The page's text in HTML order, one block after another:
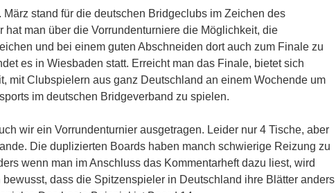
März stand für die deutschen Bridgeclubs im Zeichen des
hat man über die Vorrundenturniere die Möglichkeit, die
und bei einem guten Abschneiden dort auch zum Finale zu
es in Wiesbaden statt. Erreicht man das Finale, bietet sich
mit Clubspielern aus ganz Deutschland an einem Wochende um
im deutschen Bridgeverband zu spielen.
wir ein Vorrundenturnier ausgetragen. Leider nur 4 Tische, aber
Die duplizierten Boards haben manch schwierige Reizung zu
wenn man im Anschluss das Kommentarheft dazu liest, wird
dass die Spitzenspieler in Deutschland ihre Blätter anders